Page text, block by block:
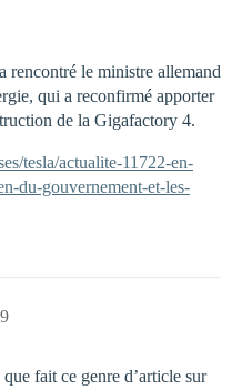
le ministre allemand
qui a reconfirmé apporter
de la Gigafactory 4.
tesla/actualite-11722-en-
du-gouvernement-et-les-
fait ce genre d’article sur